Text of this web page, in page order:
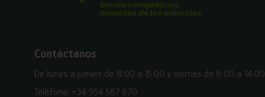
Contáctanos
De lunes a jueves de 8:00 a 15:00 y viernes de 8:00 a 14:00
Teléfono: +34 954 587 870